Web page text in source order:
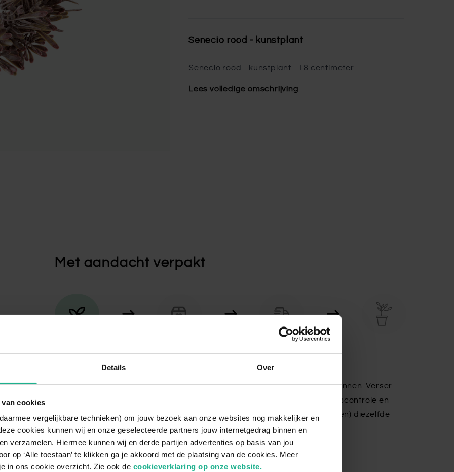
Details Over
cookies
vergelijkbare technieken) om jouw bezoek aan onze websites nog makkelijker en
cookies kunnen wij en onze geselecteerde partners jouw internetgedrag binnen en
verzamelen. Hiermee kunnen wij en derde partijen advertenties op basis van jou
op ‘Alle toestaan’ te klikken ga je akkoord met de plaatsing van de cookies. Meer
in ons cookie overzicht. Zie ook de cookieverklaring op onze website.
Senecio rood - kunstplant
Senecio rood - kunstplant - 18 centimeter
Lees volledige omschrijving
Met aandacht verpakt
Onze kamer- en tuinplanten komen elke ochtend direct van de kweker binnen. Verser
kan niet! Zodra de planten bij ons binnen zijn, vindt er altijd een kwaliteitscontrole en
strenge keuring plaats. De planten worden daarna (in de meeste gevallen) diezelfde
dag nog verstuurd om de beste kwaliteit te behouden.